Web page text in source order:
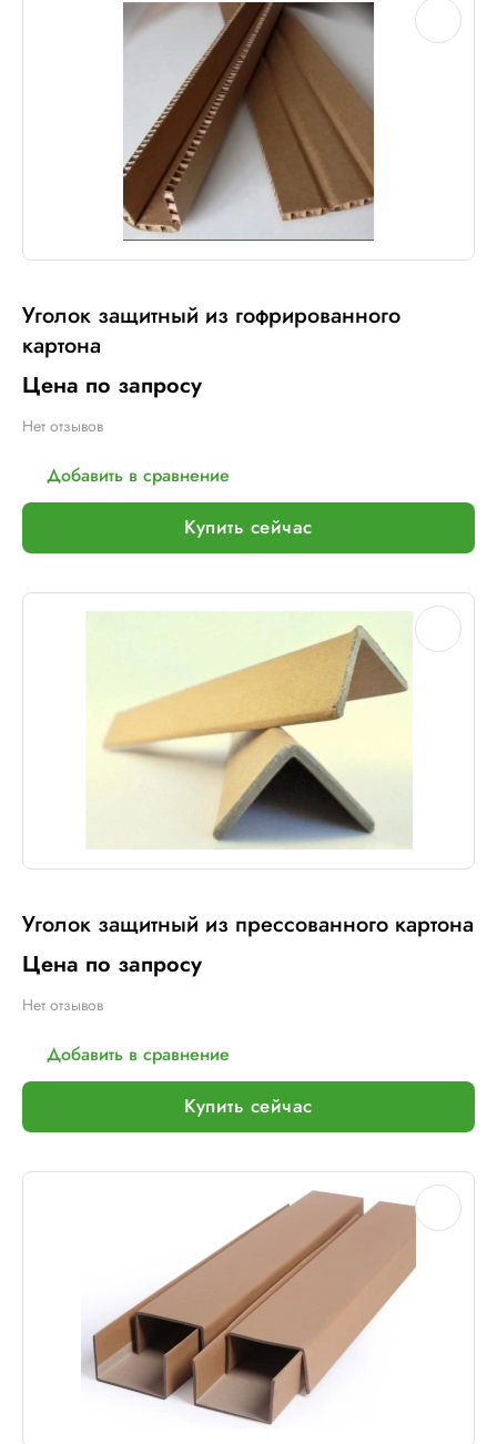
Уголок защитный из гофрированного
картона
Цена по запросу
Нет отзывов
Добавить в сравнение
Купить сейчас
Уголок защитный из прессованного картона
Цена по запросу
Нет отзывов
Добавить в сравнение
Купить сейчас